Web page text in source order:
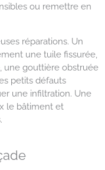
ou remettre en
réparations. Un
une tuile fissurée,
une gouttière obstruée
petits défauts
une infiltration. Une
le bâtiment et